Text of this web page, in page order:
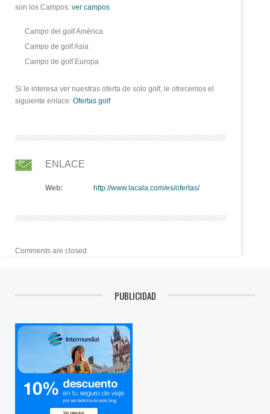
son los Campos: ver campos
Campo del golf América
Campo de golf Asia
Campo de golf Europa
Si le interesa ver nuestras oferta de solo golf, le ofrecemos el
siguiente enlace: Ofertas golf
ENLACE
Web: http://www.lacala.com/es/ofertas/
Comments are closed.
PUBLICIDAD